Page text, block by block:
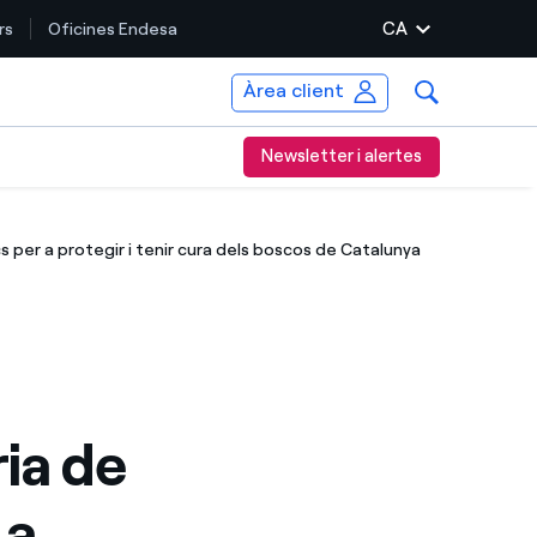
Oficines Endesa CA
Àrea client
Newsletter i alertes
a protegir i tenir cura dels boscos de Catalunya
de